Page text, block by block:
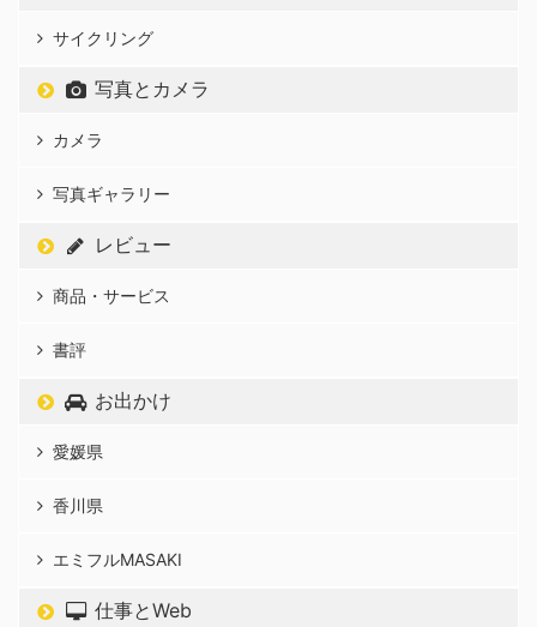
サイクリング
写真とカメラ
カメラ
写真ギャラリー
レビュー
商品・サービス
書評
お出かけ
愛媛県
香川県
エミフルMASAKI
仕事とWeb